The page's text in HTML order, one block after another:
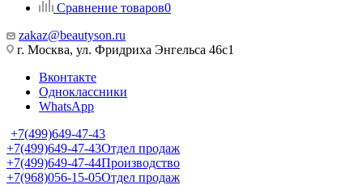
Сравнение товаров0
zakaz@beautyson.ru
г. Москва, ул. Фридриха Энгельса 46с1
Вконтакте
Одноклассники
WhatsApp
+7(499)649-47-43
+7(499)649-47-43Отдел продаж
+7(499)649-47-44Производство
+7(968)056-15-05Отдел продаж